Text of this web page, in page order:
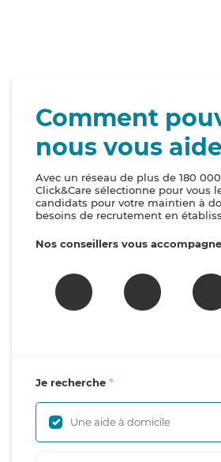
Comment
nous vous
Avec un réseau de plus de 180
Click&Care sélectionne pour vous
candidats pour votre maintien à
besoins de recrutement en
Nos conseillers vous
Je recherche
Une aide à domicile